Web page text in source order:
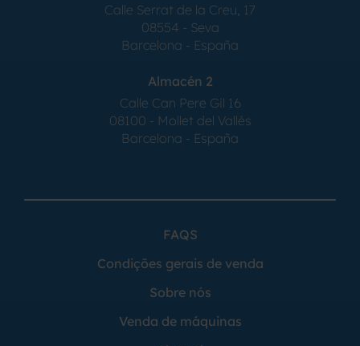
Calle Serrat de la Creu, 17
08554 - Seva
Barcelona - España
Almacén 2
Calle Can Pere Gil 16
08100 - Mollet del Vallés
Barcelona - España
FAQS
Condições gerais de venda
Sobre nós
Venda de máquinas